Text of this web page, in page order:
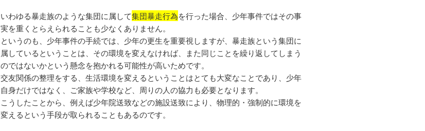
いわゆる暴走族のような集団に属して集団暴走行為を行った場合、少年事件ではその事
実を重くとらえられることも少なくありません。
というのも、少年事件の手続では、少年の更生を重要視しますが、暴走族という集団に
属しているということは、その環境を変えなければ、また同じことを繰り返してしまう
のではないかという懸念を抱かれる可能性が高いためです。
交友関係の整理をする、生活環境を変えるということはとても大変なことであり、少年
自身だけではなく、ご家族や学校など、周りの人の協力も必要となります。
こうしたことから、例えば少年院送致などの施設送致により、物理的・強制的に環境を
変えるという手段が取られることもあるのです。